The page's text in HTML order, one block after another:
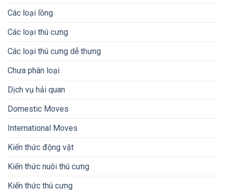
Các loại lồng
Các loại thú cưng
Các loại thú cưng dễ thưng
Chưa phân loại
Dịch vụ hải quan
Domestic Moves
International Moves
Kiến thức động vật
Kiến thức nuôi thú cưng
Kiến thức thú cưng